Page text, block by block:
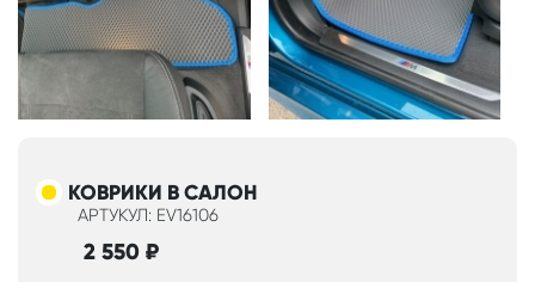
КОВРИКИ В САЛОН
АРТУКУЛ: EV16106
2 550 ₽